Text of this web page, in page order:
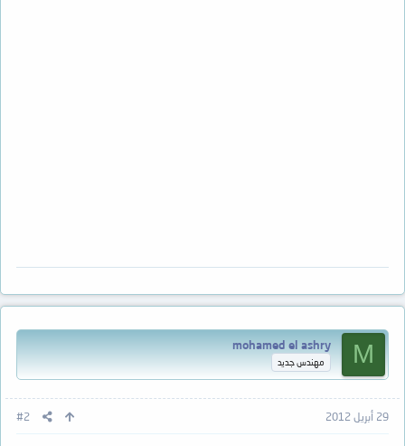
M
mohamed el ashry
مهندس جديد
29 أبريل 2012 #2